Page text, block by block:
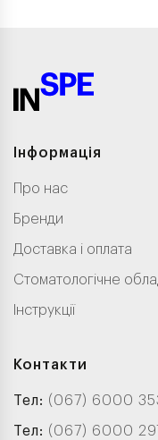
Інформація
Про нас
Бренди
Доставка і оплата
Стоматологічне
Інструкції
Контакти
Тел: (067) 6000
Тел: (067) 6000